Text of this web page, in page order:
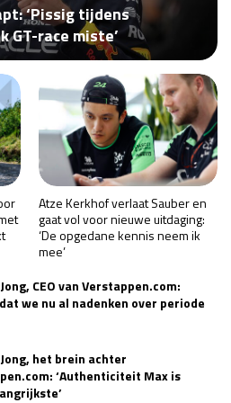
za 13:00 - 15:00
2026 23 - 25 okt
za 23:00 - 00:00
zo 21:00 - 23:00
30 okt - 01 nov
06 - 08 nov
za 19:00 - 20:00
2026 20 - 22 nov
‘Pissig tijdens
race miste’
Atze Kerkhof verlaat Sauber en
gaat vol voor nieuwe uitdaging:
‘De opgedane kennis neem ik
mee’
CEO van Verstappen.com:
we nu al nadenken over periode
het brein achter
‘Authenticiteit Max is